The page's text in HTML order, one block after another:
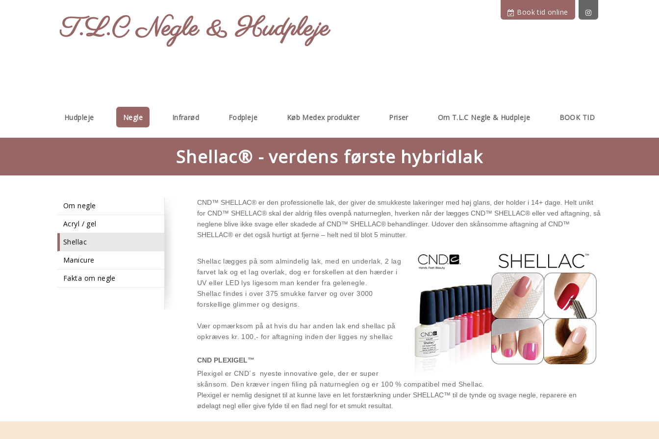
T.L.C Negle & Hudpleje Book tid online
Hudpleje Negle Infrarød Fodpleje Køb Medex produkter Priser Om T.L.C Negle & Hudpleje BOOK TID
Shellac® - verdens første hybridlak
Om negle
Acryl / gel
Shellac
Manicure
Fakta om negle
CND™ SHELLAC® er den professionelle lak, der giver de smukkeste lakeringer med høj glans, der holder i 14+ dage. Helt unikt
for CND™ SHELLAC® skal der aldrig files ovenpå naturneglen, hverken når der lægges CND™ SHELLAC® eller ved aftagning, så
neglene blive ikke svage eller skadede af CND™ SHELLAC® behandlinger. Udover den skånsomme aftagning af CND™
SHELLAC® er det også hurtigt at fjerne – helt ned til blot 5 minutter.
Shellac lægges på som almindelig lak, med en underlak, 2 lag
farvet lak og et lag overlak, dog er forskellen at den hærder i
UV eller LED lys ligesom man kender fra gelenegle.
Shellac findes i over 375 smukke farver og over 3000
forskellige glimmer og designs.
Vær opmærksom på at hvis du har anden lak end shellac på
opkræves kr. 100,- for aftagning inden der ligges ny shellac
CND PLEXIGEL™
Plexigel er CND´s nyeste innovative gele, der er super
skånsom. Den kræver ingen filing på naturneglen og er 100 % compatibel med Shellac.
Plexigel er nemlig designet til at kunne lave en let forstærkning under SHELLAC™ til de tynde og svage negle, reparere en
ødelagt negl eller give fylde til en flad negl for et smukt resultat.